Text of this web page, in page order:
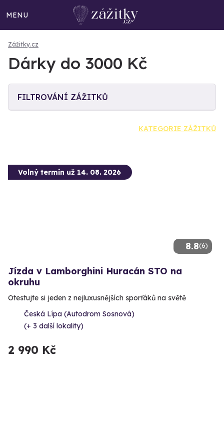
MENU
Zážitky.cz
Dárky do 3000 Kč
FILTROVÁNÍ ZÁŽITKŮ
KATEGORIE ZÁŽITKŮ
8.8(6)
Volný termín už 14. 08. 2026
Jízda v Lamborghini Huracán STO na
okruhu
Otestujte si jeden z nejluxusnějších sporťáků na světě
Česká Lípa (Autodrom Sosnová)
(+ 3 další lokality)
2 990 Kč